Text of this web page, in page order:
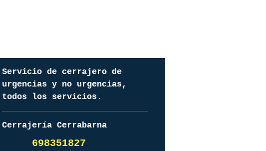
Servicio de cerrajero de
urgencias y no urgencias,
todos los servicios.
Cerrajería Cerrabarna
698351827